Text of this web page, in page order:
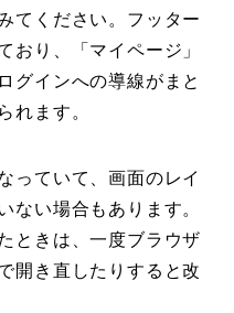
てください。フッター
おり、「マイページ」
グインへの導線がまと
れます。
っていて、画面のレイ
ない場合もあります。
ときは、一度ブラウザ
開き直したりすると改